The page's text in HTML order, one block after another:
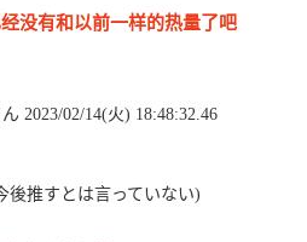
没有和以前一样的热量了吧
2023/02/14(火) 18:48:32.46
後推すとは言っていない)